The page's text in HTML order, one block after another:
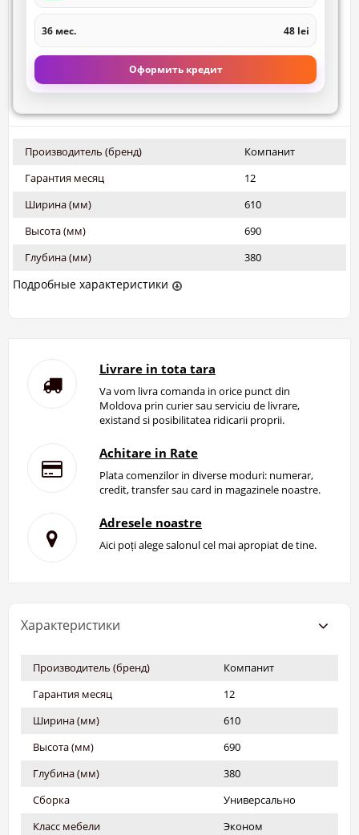
36 мес. 48 lei
Оформить кредит
Производитель (бренд)
Компанит
Гарантия месяц
12
Ширина (мм)
610
Высота (мм)
690
Глубина (мм)
380
Подробные характеристики
Livrare in tota tara
Va vom livra comanda in orice punct din
Moldova prin curier sau serviciu de livrare,
existand si posibilitatea ridicarii proprii.
Achitare in Rate
Plata comenzilor in diverse moduri: numerar,
credit, transfer sau card in magazinele noastre.
Adresele noastre
Aici poți alege salonul cel mai apropiat de tine.
Характеристики
Производитель (бренд)
Компанит
Гарантия месяц
12
Ширина (мм)
610
Высота (мм)
690
Глубина (мм)
380
Сборка
Универсально
Класс мебели
Эконом